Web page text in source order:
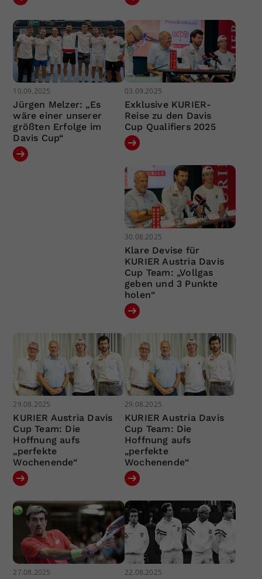
10.09.2025
Jürgen Melzer: „Es
wäre einer unserer
größten Erfolge im
Davis Cup“
03.09.2025
Exklusive KURIER-
Reise zu den Davis
Cup Qualifiers 2025
30.08.2025
Klare Devise für
KURIER Austria Davis
Cup Team: „Vollgas
geben und 3 Punkte
holen“
29.08.2025
KURIER Austria Davis
Cup Team: Die
Hoffnung aufs
„perfekte
Wochenende“
29.08.2025
KURIER Austria Davis
Cup Team: Die
Hoffnung aufs
„perfekte
Wochenende“
27.08.2025 22.08.2025